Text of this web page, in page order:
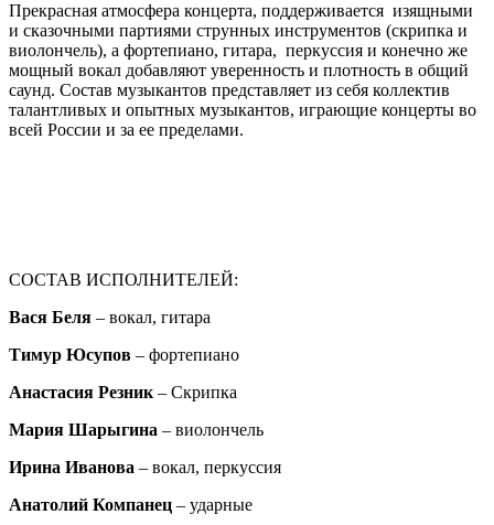
Прекрасная атмосфера концерта, поддерживается изящными
и сказочными партиями струнных инструментов (скрипка и
виолончель), а фортепиано, гитара, перкуссия и конечно же
мощный вокал добавляют уверенность и плотность в общий
саунд. Состав музыкантов представляет из себя коллектив
талантливых и опытных музыкантов, играющие концерты во
всей России и за ее пределами.
СОСТАВ ИСПОЛНИТЕЛЕЙ:
Вася Беля – вокал, гитара
Тимур Юсупов – фортепиано
Анастасия Резник – Скрипка
Мария Шарыгина – виолончель
Ирина Иванова – вокал, перкуссия
Анатолий Компанец – ударные